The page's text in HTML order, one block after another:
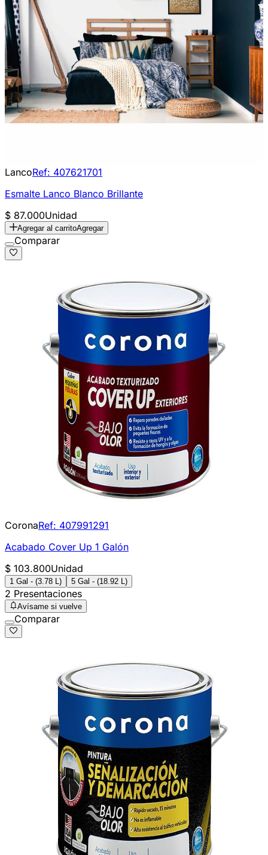
LancoRef: 407621701
Esmalte Lanco Blanco Brillante
$ 87.000Unidad
Agregar al carritoAgregar
Comparar
CoronaRef: 407991291
Acabado Cover Up 1 Galón
$ 103.800Unidad
1 Gal - (3.78 L) 5 Gal - (18.92 L)
2 Presentaciones
Avísame si vuelve
Comparar